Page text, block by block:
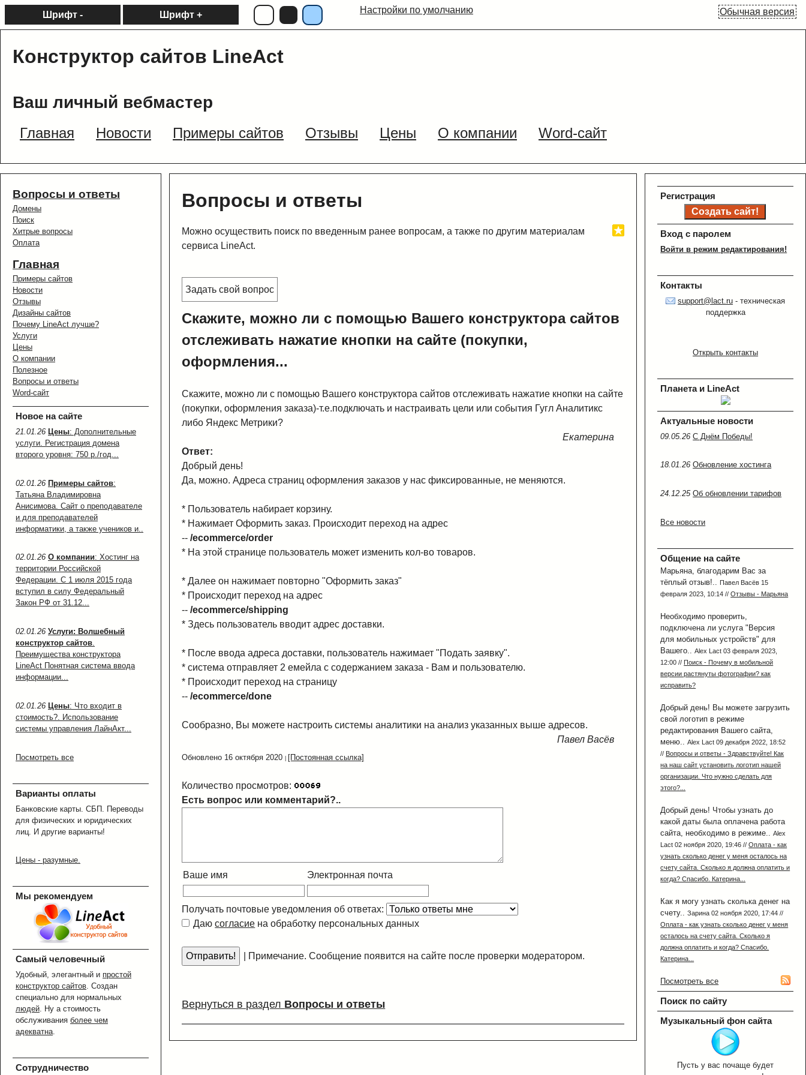
Обычная версия
Шрифт - Шрифт + Настройки по умолчанию
Конструктор сайтов LineAct
Ваш личный вебмастер
Главная Новости Примеры сайтов Отзывы Цены О компании Word-сайт
Вопросы и ответы
Домены
Поиск
Хитрые вопросы
Оплата
Главная
Примеры сайтов
Новости
Отзывы
Дизайны сайтов
Почему LineAct лучше?
Услуги
Цены
О компании
Полезное
Вопросы и ответы
Word-сайт
Новое на сайте
21.01.26 Цены: Дополнительные
услуги. Регистрация домена
второго уровня: 750 р./год...
02.01.26 Примеры сайтов:
Татьяна Владимировна
Анисимова. Сайт о преподавателе
и для преподавателей
информатики, а также учеников и..
02.01.26 О компании: Хостинг на
территории Российской
Федерации. С 1 июля 2015 года
вступил в силу Федеральный
Закон РФ от 31.12...
02.01.26 Услуги: Волшебный
конструктор сайтов.
Преимущества конструктора
LineAct Понятная система ввода
информации...
02.01.26 Цены: Что входит в
стоимость?. Использование
системы управления ЛайнАкт...
Посмотреть все
Варианты оплаты
Банковские карты. СБП. Переводы
для физических и юридических
лиц. И другие варианты!
Цены - разумные.
Мы рекомендуем
Самый человечный
Удобный, элегантный и простой
конструктор сайтов. Создан
специально для нормальных
людей. Ну а стоимость
обслуживания более чем
адекватна.
Сотрудничество
Вопросы и ответы
Можно осуществить поиск по введенным ранее вопросам, а также по другим материалам
сервиса LineAct.
Задать свой вопрос
Скажите, можно ли с помощью Вашего конструктора сайтов
отслеживать нажатие кнопки на сайте (покупки,
оформления...
Скажите, можно ли с помощью Вашего конструктора сайтов отслеживать нажатие кнопки на сайте
(покупки, оформления заказа)-т.е.подключать и настраивать цели или события Гугл Аналитикс
либо Яндекс Метрики?
Екатерина
Ответ:
Добрый день!
Да, можно. Адреса страниц оформления заказов у нас фиксированные, не меняются.
* Пользователь набирает корзину.
* Нажимает Оформить заказ. Происходит переход на адрес
-- /ecommerce/order
* На этой странице пользователь может изменить кол-во товаров.
* Далее он нажимает повторно "Оформить заказ"
* Происходит переход на адрес
--/ecommerce/shipping
* Здесь пользователь вводит адрес доставки.
* После ввода адреса доставки, пользователь нажимает "Подать заявку".
* система отправляет 2 емейла с содержанием заказа - Вам и пользователю.
* Происходит переход на страницу
-- /ecommerce/done
Сообразно, Вы можете настроить системы аналитики на анализ указанных выше адресов.
Павел Васёв
Обновлено 16 октября 2020 [Постоянная ссылка]
Количество просмотров:
Есть вопрос или комментарий?..
Ваше имя Электронная почта
Получать почтовые уведомления об ответах:
Даюсогласие на обработку персональных данных
Примечание. Сообщение появится на сайте после проверки модератором.
Вернуться в раздел Вопросы и ответы
Регистрация
Вход с паролем
Войти в режим редактирования!
Контакты
support@lact.ru - техническая
поддержка
Открыть контакты
Планета и LineAct
Актуальные новости
09.05.26C Днём Победы!
18.01.26Обновление хостинга
24.12.25Об обновлении тарифов
Все новости
Общение на сайте
Марьяна, благодарим Вас за
тёплый отзыв!..Павел Васёв 15
февраля 2023, 10:14 //Отзывы - Марьяна
Необходимо проверить,
подключена ли услуга "Версия
для мобильных устройств" для
Вашего..Alex Lact 03 февраля 2023,
12:00 //Поиск - Почему в мобильной
версии растянуты фотографии? как
исправить?
Добрый день! Вы можете загрузить
свой логотип в режиме
редактирования Вашего сайта,
меню..Alex Lact 09 декабря 2022, 18:52
// Вопросы и ответы - Здравствуйте! Как
на наш сайт установить логотип нашей
организации. Что нужно сделать для
этого?...
Добрый день! Чтобы узнать до
какой даты была оплачена работа
сайта, необходимо в режиме..Alex
Lact 02 ноября 2020, 19:46 //Оплата - как
узнать сколько денег у меня осталось на
счету сайта. Сколько я должна оплатить и
когда? Спасибо. Катерина...
Как я могу узнать сколька денег на
счету..Зарина 02 ноября 2020, 17:44 //
Оплата - как узнать сколько денег у меня
осталось на счету сайта. Сколько я
должна оплатить и когда? Спасибо.
Катерина...
Посмотреть все
Поиск по сайту
Музыкальный фон сайта
Пусть у вас почаще будет